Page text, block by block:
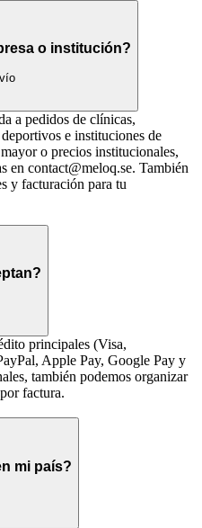
o institución?
a pedidos de clínicas,
e instituciones de
o precios institucionales,
en contact@meloq.se. También
y facturación para tu
principales (Visa,
Apple Pay, Google Pay y
también podemos organizar
factura.
mi país?